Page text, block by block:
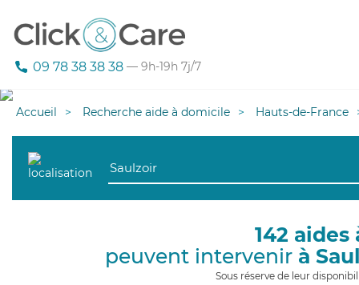
09 78 38 38 38 — 9h-19h 7j/7
Accueil Recherche aide à domicile Hauts-de-France
142
peuvent intervenir à
Sous réserve de leur